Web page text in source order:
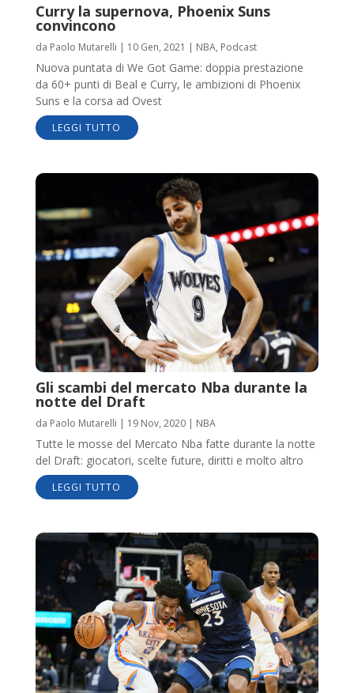
Curry la supernova, Phoenix Suns
convincono
da Paolo Mutarelli | 10 Gen, 2021 | NBA, Podcast
Nuova puntata di We Got Game: doppia prestazione
da 60+ punti di Beal e Curry, le ambizioni di Phoenix
Suns e la corsa ad Ovest
LEGGI TUTTO
Gli scambi del mercato Nba durante la
notte del Draft
da Paolo Mutarelli | 19 Nov, 2020| NBA
Tutte le mosse del Mercato Nba fatte durante la notte
del Draft: giocatori, scelte future, diritti e molto altro
LEGGI TUTTO